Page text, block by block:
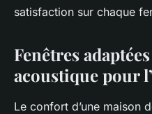
satisfaction sur chaque
Fenêtres
acoustique pour
Le confort d’une maison